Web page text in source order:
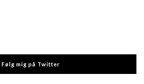
Følg mig på Twitter